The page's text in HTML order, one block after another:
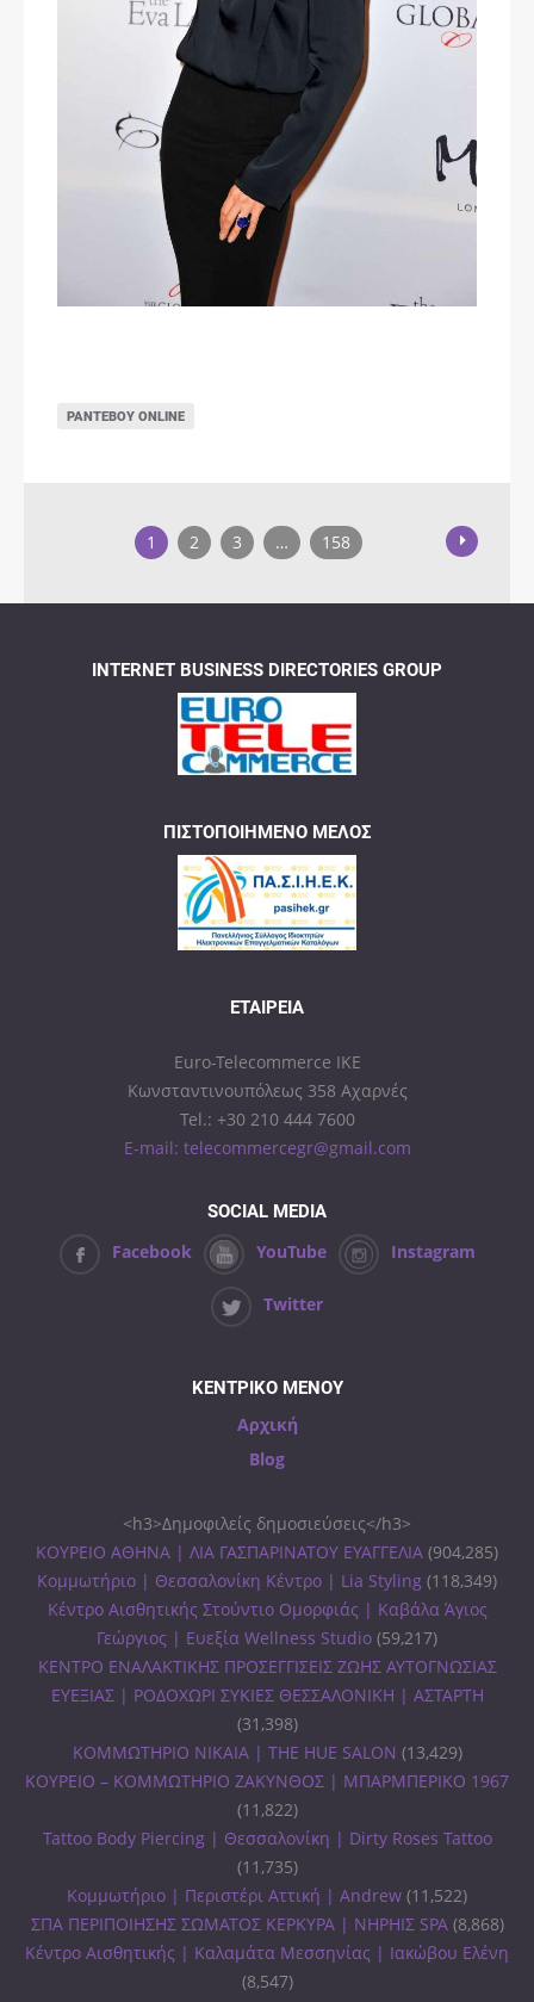
ΡΑΝΤΕΒΟΎ ONLINE
1 2 3 … 158
INTERNET BUSINESS DIRECTORIES GROUP
ΠΙΣΤΟΠΟΙΗΜΈΝΟ ΜΈΛΟΣ
ΕΤΑΙΡΕΊΑ
Euro-Telecommerce IKE
Κωνσταντινουπόλεως 358 Αχαρνές
Tel.: +30 210 444 7600
E-mail: telecommercegr@gmail.com
SOCIAL MEDIA
Facebook YouTube Instagram
Twitter
ΚΕΝΤΡΙΚΟ ΜΕΝΟΥ
Αρχική
Blog
<h3>Δημοφιλείς δημοσιεύσεις</h3>
ΚΟΥΡΕΙΟ ΑΘΗΝΑ | ΛΙΑ ΓΑΣΠΑΡΙΝΑΤΟΥ ΕΥΑΓΓΕΛΙΑ (904,285)
Κομμωτήριο | Θεσσαλονίκη Κέντρο | Lia Styling (118,349)
Κέντρο Αισθητικής Στούντιο Ομορφιάς | Καβάλα Άγιος
Γεώργιος | Ευεξία Wellness Studio (59,217)
ΚΕΝΤΡΟ ΕΝΑΛΑΚΤΙΚΗΣ ΠΡΟΣΕΓΓΙΣΕΙΣ ΖΩΗΣ ΑΥΤΟΓΝΩΣΙΑΣ
ΕΥΕΞΙΑΣ | ΡΟΔΟΧΩΡΙ ΣΥΚΙΕΣ ΘΕΣΣΑΛΟΝΙΚΗ | ΑΣΤΑΡΤΗ
(31,398)
ΚΟΜΜΩΤΗΡΙΟ ΝΙΚΑΙΑ | THE HUE SALON (13,429)
ΚΟΥΡΕΙΟ – ΚΟΜΜΩΤΗΡΙΟ ΖΑΚΥΝΘΟΣ | ΜΠΑΡΜΠΕΡΙΚΟ 1967
(11,822)
Tattoo Body Piercing | Θεσσαλονίκη | Dirty Roses Tattoo
(11,735)
Κομμωτήριο | Περιστέρι Αττική | Andrew (11,522)
ΣΠΑ ΠΕΡΙΠΟΙΗΣΗΣ ΣΩΜΑΤΟΣ ΚΕΡΚΥΡΑ | ΝΗΡΗΙΣ SPA (8,868)
Κέντρο Αισθητικής | Καλαμάτα Μεσσηνίας | Ιακώβου Ελένη
(8,547)